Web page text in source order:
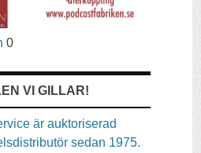
0
VI GILLAR!
är auktoriserad
sedan 1975.